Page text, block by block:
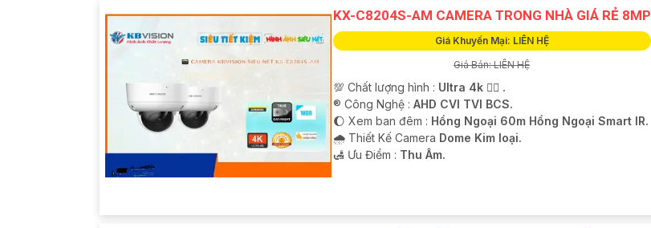
KX-C8204S-AM CAMERA TRONG NHÀ GIÁ RẺ 8MP
Giá Khuyến Mại: LIÊN HỆ
Giá Bán: LIÊN HỆ
💯 Chất lượng hình : Ultra 4k 👍🏾 .
®️ Công Nghệ : AHD CVI TVI BCS.
🌔 Xem ban đêm : Hồng Ngoại 60m Hồng Ngoại Smart IR.
🌧️ Thiết Kế Camera Dome Kim loại.
️🛃 Ưu Điểm : Thu Âm.